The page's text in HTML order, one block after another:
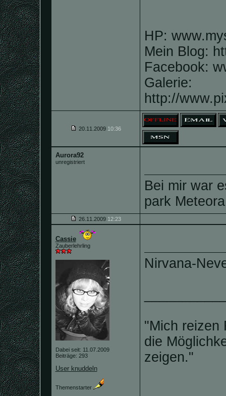
HP:
Mein Blog:
Facebook:
Galerie:
http://
20.11.2009 10:36
Aurora92
unregistriert
Bei mir war
park
26.11.2009 12:23
Cassie
Zauberlehrling
Dabei seit: 11.07.2009
Beiträge: 293
User knuddeln
Themenstarter
Nirvana-
"Mich reizen
die
zeigen."